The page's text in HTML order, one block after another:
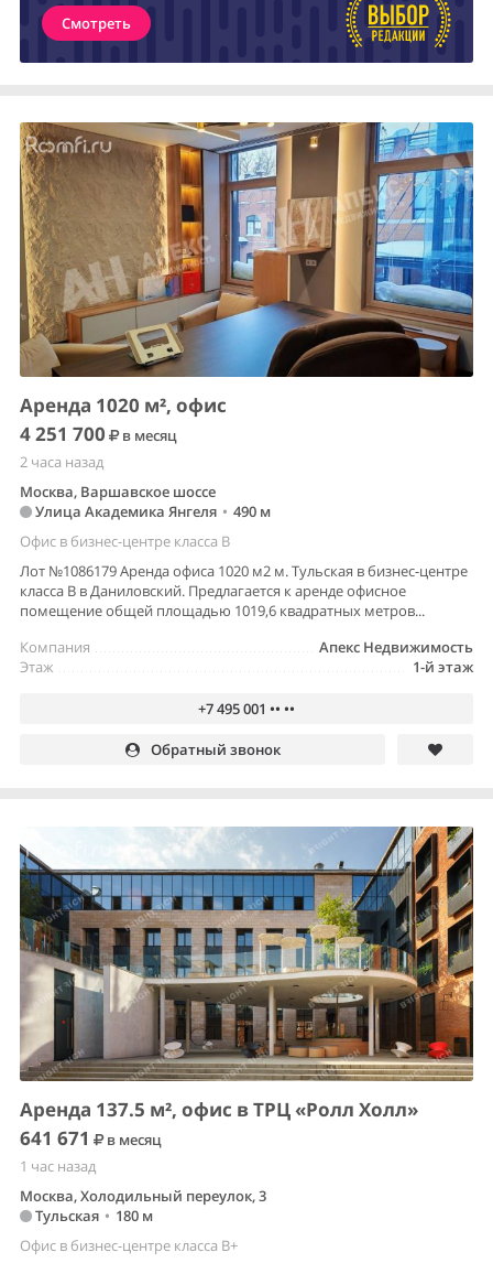
Смотреть
Аренда 1020 м², офис
4 251 700
в месяц
2 часа назад
Москва, Варшавское шоссе
Улица Академика Янгеля • 490 м
Офис в бизнес-центре класса B
Лот №1086179 Аренда офиса 1020 м2 м. Тульская в бизнес-центре
класса В в Даниловский. Предлагается к аренде офисное
помещение общей площадью 1019,6 квадратных метров...
Апекс Недвижимость
Компания
1-й этаж
Этаж
+7 495 001 •• ••
Обратный звонок
Аренда 137.5 м², офис в ТРЦ «Ролл Холл»
641 671
в месяц
1 час назад
Москва, Холодильный переулок, 3
Тульская • 180 м
Офис в бизнес-центре класса B+